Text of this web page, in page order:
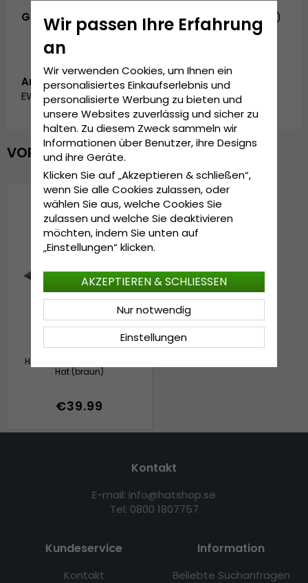
Grösseninformationen:55 cm - 60 cm (ONE SIZE)
Artikelnummer:
EWB0326203.C4
VOR KURZEM ANGESEHEN
Hüte - Gårda Gaja Bucket
Hat (braun)
€39.99
Kontakt
E-mail: info@hatshop.se
Tel: 0800 1807757
Kundeservice
Kontakt
Information
Beliebte Suchanfragen
Wir passen Ihre Erfahrung
an
Wir verwenden Cookies, um Ihnen ein
personalisiertes Einkaufserlebnis und
personalisierte Werbung zu bieten und
unsere Websites zuverlässig und sicher zu
halten. Zu diesem Zweck sammeln wir
Informationen über Benutzer, ihre Designs
und ihre Geräte.
Klicken Sie auf „Akzeptieren & schließen“,
wenn Sie alle Cookies zulassen, oder
wählen Sie aus, welche Cookies Sie
zulassen und welche Sie deaktivieren
möchten, indem Sie unten auf
„Einstellungen“ klicken.
Einstellungen
Nur notwendig
AKZEPTIEREN & SCHLIESSEN